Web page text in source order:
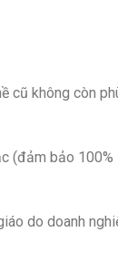
cũ không còn
(đảm bảo
do doanh